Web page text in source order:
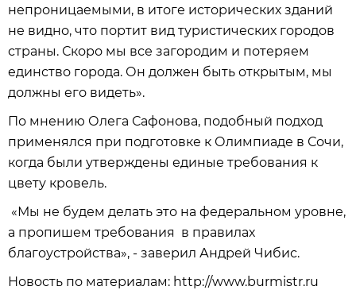
непроницаемыми, в итоге исторических зданий
не видно, что портит вид туристических городов
страны. Скоро мы все загородим и потеряем
единство города. Он должен быть открытым, мы
должны его видеть».
По мнению Олега Сафонова, подобный подход
применялся при подготовке к Олимпиаде в Сочи,
когда были утверждены единые требования к
цвету кровель.
«Мы не будем делать это на федеральном уровне,
а пропишем требования в правилах
благоустройства», - заверил Андрей Чибис.
Новость по материалам: http://www.burmistr.ru